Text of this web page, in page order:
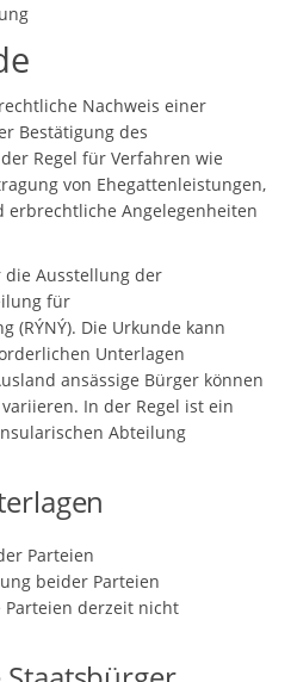
Nachweis einer
Bestätigung des
Regel für Verfahren wie
von Ehegattenleistungen,
erbrechtliche Angelegenheiten
die Ausstellung der
für
(RÝNÝ). Die Urkunde kann
Unterlagen
ansässige Bürger können
In der Regel ist ein
Abteilung
Parteien
beider Parteien
Parteien derzeit nicht